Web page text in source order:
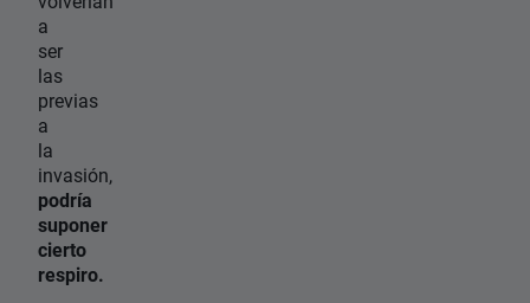
a
ser
las
previas
a
la
invasión,
podría
suponer
cierto
respiro.